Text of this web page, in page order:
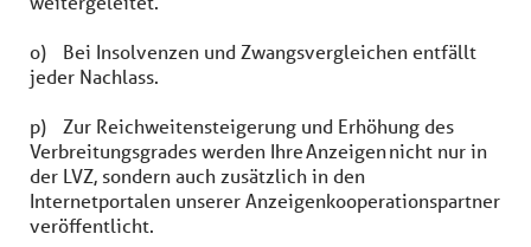
o) Bei Insolvenzen und Zwangsvergleichen entfällt
jeder Nachlass.
p) Zur Reichweitensteigerung und Erhöhung des
Verbreitungsgrades werden Ihre Anzeigen nicht nur in
der LVZ, sondern auch zusätzlich in den
Internetportalen unserer Anzeigenkooperationspartner
veröffentlicht.